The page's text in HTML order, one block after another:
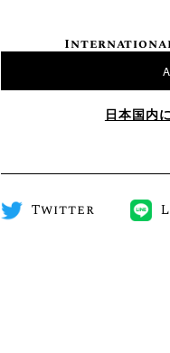
日本国内
Twitter